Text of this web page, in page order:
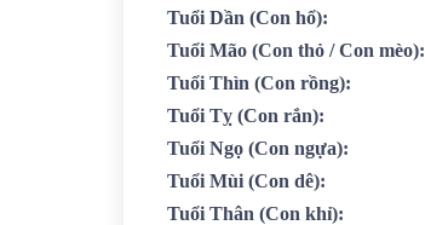
Tuổi Dần (Con hổ):
Tuổi Mão (Con thỏ / Con mèo):
Tuổi Thìn (Con rồng):
Tuổi Tỵ (Con rắn):
Tuổi Ngọ (Con ngựa):
Tuổi Mùi (Con dê):
Tuổi Thân (Con khỉ):